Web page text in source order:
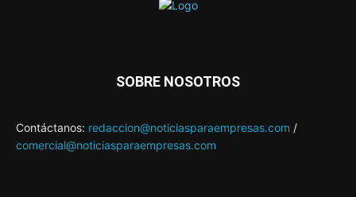
SOBRE NOSOTROS
Contáctanos: redaccion@noticiasparaempresas.com /
comercial@noticiasparaempresas.com